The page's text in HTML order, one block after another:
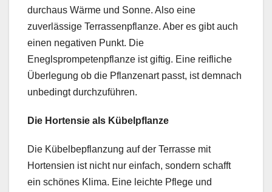
durchaus Wärme und Sonne. Also eine
zuverlässige Terrassenpflanze. Aber es gibt auch
einen negativen Punkt. Die
Eneglsprompetenpflanze ist giftig. Eine reifliche
Überlegung ob die Pflanzenart passt, ist demnach
unbedingt durchzuführen.
Die Hortensie als Kübelpflanze
Die Kübelbepflanzung auf der Terrasse mit
Hortensien ist nicht nur einfach, sondern schafft
ein schönes Klima. Eine leichte Pflege und